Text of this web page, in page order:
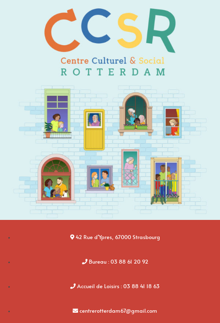
42 Rue d'Ypres, 67000 Strasbourg
Bureau : 03 88 61 20 92
Accueil de Loisirs : 03 88 41 18 63
centrerotterdam67@gmail.com